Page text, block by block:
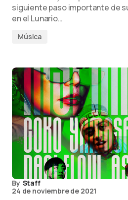
siguiente paso importante de
en el Lunario…
Música
By Staff
24 de noviembre de 2021